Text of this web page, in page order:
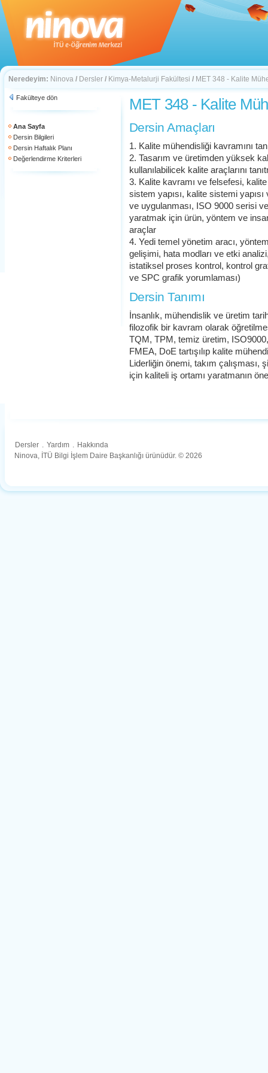
Neredeyim: Ninova / Dersler / Kimya-Metalurji Fakültesi / MET 348 - Kalite
Fakülteye dön
Ana Sayfa
Dersin Bilgileri
Dersin Haftalık Planı
Değerlendirme Kriterleri
MET 348 - Kalite
Dersin Amaçları
1. Kalite mühendisliği kavramını
2. Tasarım ve üretimden yüksek
kullanılabilicek kalite araçlarını
3. Kalite kavramı ve felsefesi,
sistem yapısı, kalite sistemi
ve uygulanması, ISO 9000 serisi
yaratmak için ürün, yöntem ve
araçlar
4. Yedi temel yönetim aracı,
gelişimi, hata modları ve etki
istatiksel proses kontrol, kontrol
ve SPC grafik yorumlaması)
Dersin Tanımı
İnsanlık, mühendislik ve üretim
filozofik bir kavram olarak
TQM, TPM, temiz üretim,
FMEA, DoE tartışılıp kalite
Liderliğin önemi, takım
için kaliteli iş ortamı yaratmanın
Dersler . Yardım . Hakkında
Ninova, İTÜ Bilgi İşlem Daire Başkanlığı ürünüdür. © 2026